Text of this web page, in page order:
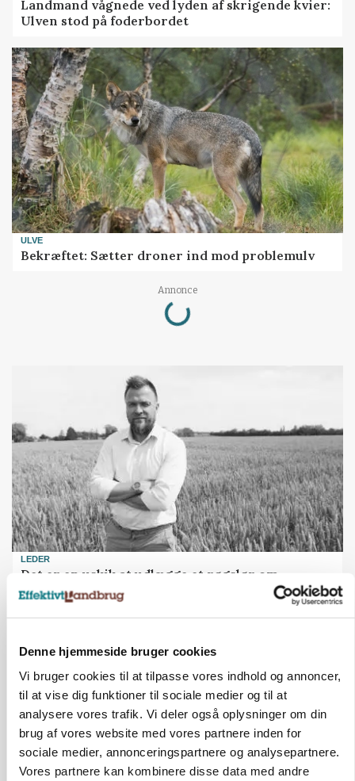
Denne hjemmeside bruger cookies
Vi bruger cookies til at tilpasse vores indhold og annoncer,
til at vise dig funktioner til sociale medier og til at
analysere vores trafik. Vi deler også oplysninger om din
brug af vores website med vores partnere inden for
sociale medier, annonceringspartnere og analysepartnere.
Vores partnere kan kombinere disse data med andre
Landmand vågnede ved lyden af skrigende kvier:
Ulven stod på foderbordet
ULVE
Bekræftet: Sætter droner ind mod problemulv
Annonce
Loading...
LEDER
Det er en uskik at udlægge et røgslør om
økoproduktion
HØST-TOUR